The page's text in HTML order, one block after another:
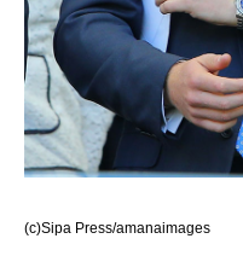
(c)Sipa Press/amanaimages